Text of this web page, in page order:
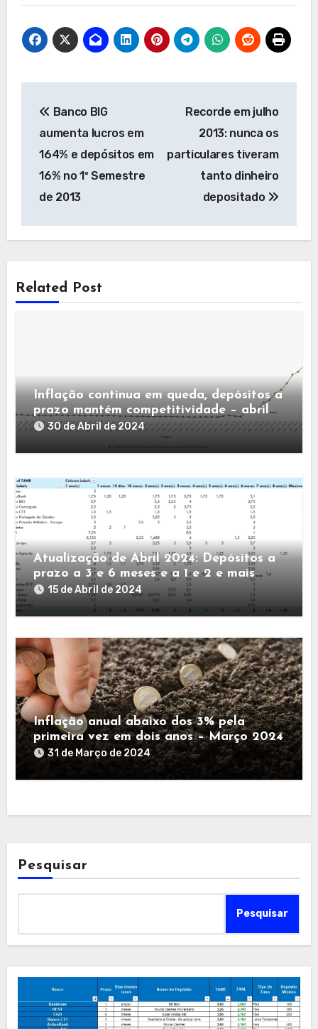
de
artigos
Banco BIG
aumenta lucros em
164% e depósitos em
16% no 1º Semestre
de 2013
Recorde em julho
2013: nunca os
particulares tiveram
tanto dinheiro
depositado
Related Post
Inflação continua em queda, depósitos a
prazo mantém competitividade – abril
de 2024
30 de Abril de 2024
Atualização de Abril 2024: Depósitos a
prazo a 3 e 6 meses e a 1 e 2 e mais
anos15 de Abril de 2024
Inflação anual abaixo dos 3% pela
primeira vez em dois anos – Março 2024
31 de Março de 2024
Pesquisar
Pesquisar